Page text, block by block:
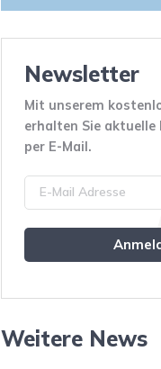
Newsletter
Mit unserem
erhalten Sie
per E-Mail.
Weitere News